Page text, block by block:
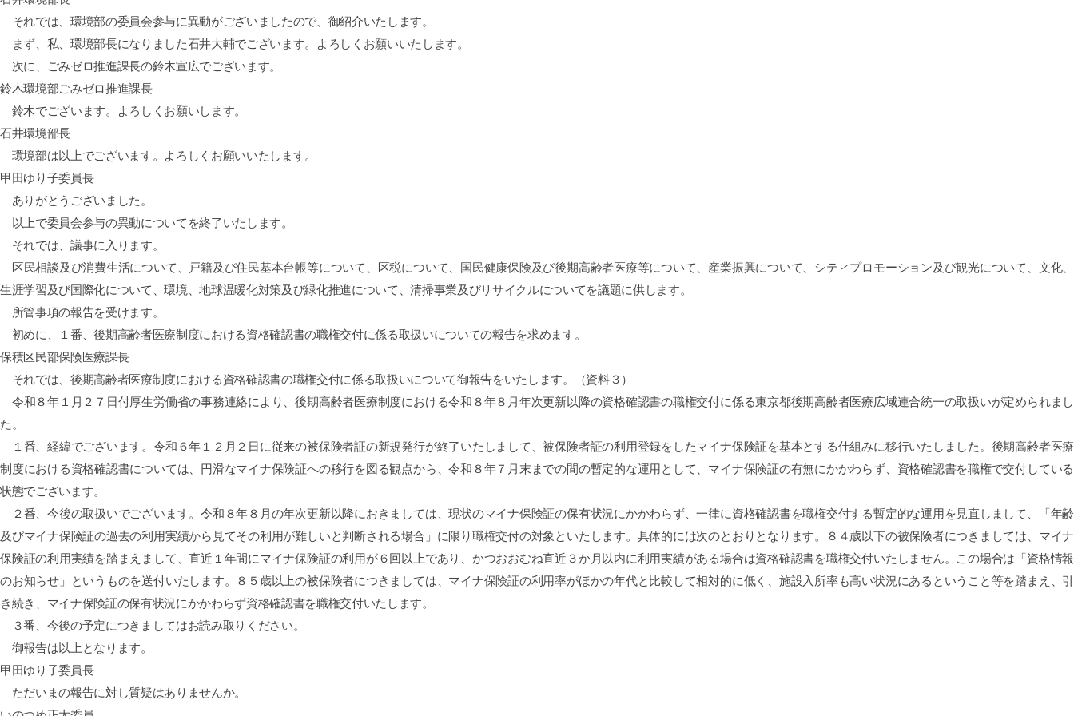
それでは、環境部の委員会参与に異動がございましたので、御紹介いたします。
まず、私、環境部長になりました石井大輔でございます。よろしくお願いいたします。
次に、ごみゼロ推進課長の鈴木宣広でございます。
鈴木環境部ごみゼロ推進課長
鈴木でございます。よろしくお願いします。
石井環境部長
環境部は以上でございます。よろしくお願いいたします。
甲田ゆり子委員長
ありがとうございました。
以上で委員会参与の異動についてを終了いたします。
それでは、議事に入ります。
区民相談及び消費生活について、戸籍及び住民基本台帳等について、区税について、国民健康保険及び後期高齢者医療等について、産業振興について、シティプロモーション及び観光について、文化、
生涯学習及び国際化について、環境、地球温暖化対策及び緑化推進について、清掃事業及びリサイクルについてを議題に供します。
所管事項の報告を受けます。
初めに、１番、後期高齢者医療制度における資格確認書の職権交付に係る取扱いについての報告を求めます。
保積区民部保険医療課長
それでは、 後期高齢者医療制度における資格確認書の職権交付に係る取扱いについて御報告をいたします。（資料３）
令和８年１月２７日付厚生労働省の事務連絡により、後期高齢者医療制度における令和８年８月年次更新以降の資格確認書の職権交付に係る東京都後期高齢者医療広域連合統一の取扱いが定められまし
た。
１番、経緯でございます。令和６年１２月２日に従来の被保険者証の新規発行が終了いたしまして、被保険者証の利用登録をしたマイナ保険証を基本とする仕組みに移行いたしました。後期高齢者医療
制度における資格確認書については、円滑なマイナ保険証への移行を図る観点から、令和８年７月末までの間の暫定的な運用として、マイナ保険証の有無にかかわらず、資格確認書を職権で交付している
状態でございます。
２番、今後の取扱いでございます。令和８年８月の年次更新以降におきましては、現状のマイナ保険証の保有状況にかかわらず、一律に資格確認書を職権交付する暫定的な運用を見直しまして、「年齢
及びマイナ保険証の過去の利用実績から見てその利用が難しいと判断される場合」に限り職権交付の対象といたします。具体的には次のとおりとなります。８４歳以下の被保険者につきましては、マイナ
保険証の利用実績を踏まえまして、直近１年間にマイナ保険証の利用が６回以上であり、かつおおむね直近３か月以内に利用実績がある場合は資格確認書を職権交付いたしません。この場合は「資格情報
のお知らせ」というものを送付いたします。８５歳以上の被保険者につきましては、マイナ保険証の利用率がほかの年代と比較して相対的に低く、施設入所率も高い状況にあるということ等を踏まえ、引
き続き、マイナ保険証の保有状況にかかわらず資格確認書を職権交付いたします。
３番、今後の予定につきましてはお読み取りください。
御報告は以上となります。
甲田ゆり子委員長
ただいまの報告に対し質疑はありませんか。